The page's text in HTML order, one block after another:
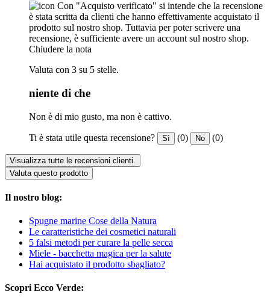
Con "Acquisto verificato" si intende che la recensione
è stata scritta da clienti che hanno effettivamente acquistato il
prodotto sul nostro shop. Tuttavia per poter scrivere una
recensione, è sufficiente avere un account sul nostro shop.
Chiudere la nota
Valuta con 3 su 5 stelle.
niente di che
Non è di mio gusto, ma non è cattivo.
Ti è stata utile questa recensione? Sì (0) No (0)
Visualizza tutte le recensioni clienti.
Valuta questo prodotto
Il nostro blog:
Spugne marine Cose della Natura
Le caratteristiche dei cosmetici naturali
5 falsi metodi per curare la pelle secca
Miele - bacchetta magica per la salute
Hai acquistato il prodotto sbagliato?
Scopri Ecco Verde: